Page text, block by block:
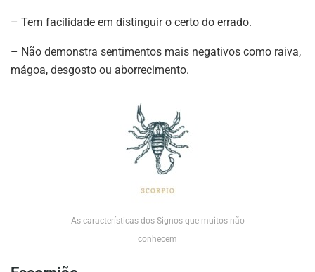
– Tem facilidade em distinguir o certo do errado.
– Não demonstra sentimentos mais negativos como raiva,
mágoa, desgosto ou aborrecimento.
As características dos Signos que muitos não
conhecem